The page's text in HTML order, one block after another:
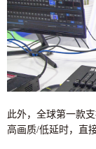
此外，全球第一款
高画质/低延时，直